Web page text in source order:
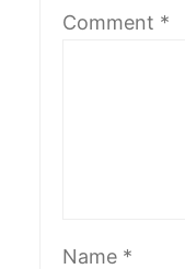
Comment *
Name *